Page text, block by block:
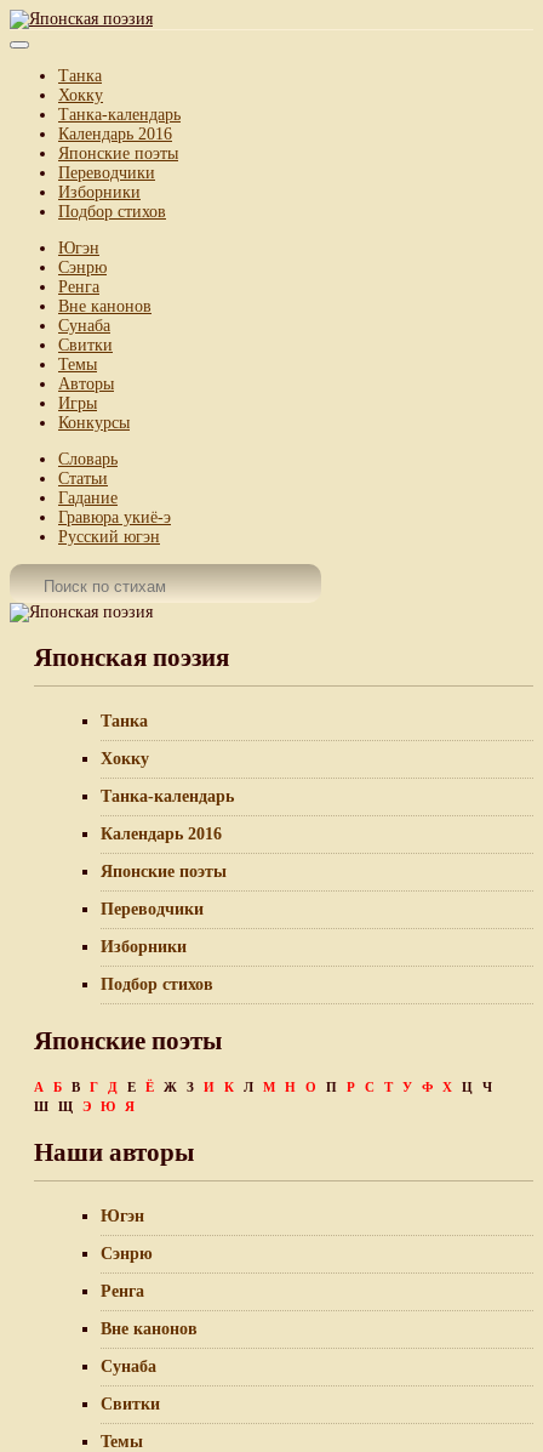
Танка
Хокку
Танка-календарь
Календарь 2016
Японские поэты
Переводчики
Изборники
Подбор стихов
Югэн
Сэнрю
Ренга
Вне канонов
Сунаба
Свитки
Темы
Авторы
Игры
Конкурсы
Словарь
Статьи
Гадание
Гравюра укиё-э
Русский югэн
Японская поэзия
Танка
Хокку
Танка-календарь
Календарь 2016
Японские поэты
Переводчики
Изборники
Подбор стихов
Японские поэты
А Б В Г Д Е Ё Ж З И К Л М Н О П Р С Т У Ф Х Ц
Ч
Ш
Щ Э Ю Я
Наши авторы
Югэн
Сэнрю
Ренга
Вне канонов
Сунаба
Свитки
Темы